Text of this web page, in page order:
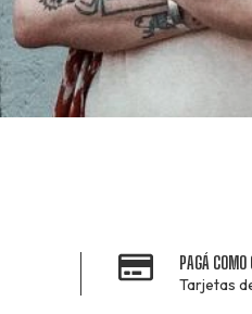
PAGÁ COMO
Tarjetas